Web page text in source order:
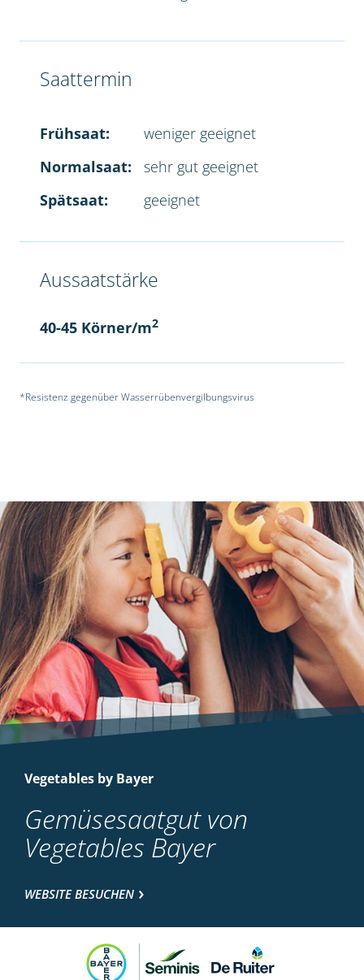
Saattermin
Frühsaat:
weniger geeignet
Normalsaat:
sehr gut geeignet
Spätsaat:
geeignet
Aussaatstärke
40-45 Körner/m2
*Resistenz gegenüber Wasserrübenvergilbungsvirus
Vegetables by Bayer
Gemüsesaatgut von
Vegetables Bayer
WEBSITE BESUCHEN